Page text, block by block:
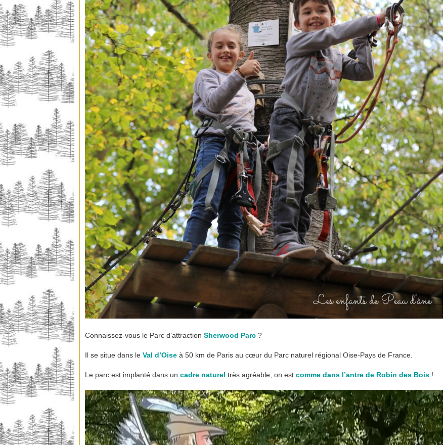
Connaissez-vous le Parc d’attraction Sherwood Parc ?
Il se situe dans le Val d’Oise à 50 km de Paris au cœur du Parc naturel régional Oise-Pays de France.
Le parc est implanté dans un cadre naturel très agréable, on est comme dans l’antre de Robin des Bois !
Lecteur
vidéo